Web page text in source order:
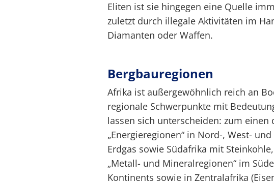
Eliten ist sie hingegen eine Quelle
zuletzt durch illegale Aktivitäten im
Diamanten oder Waffen.
Bergbauregionen
Afrika ist außergewöhnlich reich an
regionale Schwerpunkte mit
lassen sich unterscheiden: zum einen
„Energieregionen“ in Nord-, West-
Erdgas sowie Südafrika mit
„Metall- und Mineralregionen“ im
Kontinents sowie in Zentralafrika